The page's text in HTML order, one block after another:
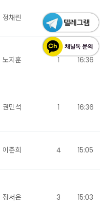
정채린 1 18:13
노지훈 1 16:36
권민석 1 16:36
이준희 4 15:05
정서은 3 15:03